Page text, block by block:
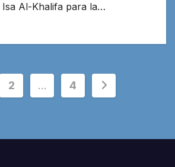
Isa Al-Khalifa para la…
2 … 4